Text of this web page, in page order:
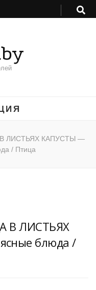
В ЛИСТЬЯХ КАПУСТЫ —
/ Птица
В ЛИСТЬЯХ
блюда /